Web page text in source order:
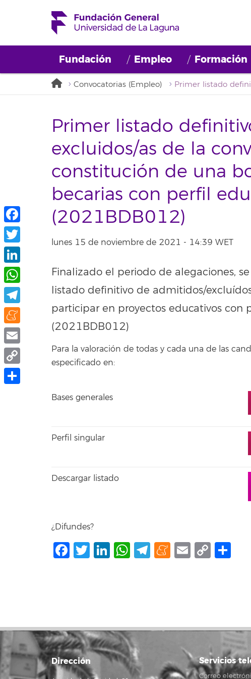
Fundación Empleo Formación
Convocatorias (Empleo)
Primer listado
excluidos/as de la
constitución de una
becarias con perfil
(2021BDB012)
lunes 15 de noviembre de 2021 - 14:39 WET
Finalizado el periodo de alegaciones,
listado definitivo de admitidos/
participar en proyectos educativos con
(2021BDB012)
Para la valoración de todas y cada una de las
especificado en:
Bases generales
Perfil singular
Descargar listado
¿Difundes?
Facebook
Twitter
LinkedIn
WhatsApp
Telegram
Meneame
Email
Copy
Dirección Servicios
Correo
Facebook
Twitter
LinkedIn
WhatsApp
Telegram
Meneame
Email
Copy